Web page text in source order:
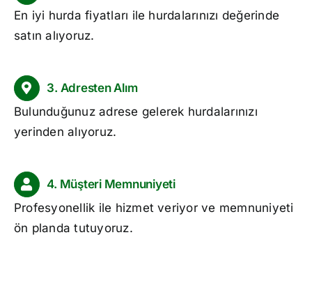
En iyi hurda fiyatları ile hurdalarınızı değerinde
satın alıyoruz.
3. Adresten Alım
Bulunduğunuz adrese gelerek hurdalarınızı
yerinden alıyoruz.
4. Müşteri Memnuniyeti
Profesyonellik ile hizmet veriyor ve memnuniyeti
ön planda tutuyoruz.